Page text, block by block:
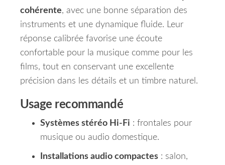
cohérente, avec une bonne séparation des
instruments et une dynamique fluide. Leur
réponse calibrée favorise une écoute
confortable pour la musique comme pour les
films, tout en conservant une excellente
précision dans les détails et un timbre naturel.
Usage recommandé
Systèmes stéréo Hi-Fi : frontales pour
musique ou audio domestique.
Installations audio compactes : salon,